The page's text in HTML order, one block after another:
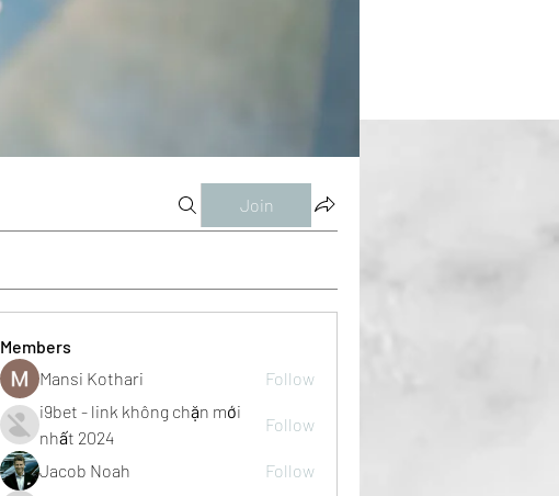
Join
Members
Mansi Kothari
Follow
i9bet - link không chặn mới
nhất 2024
Follow
Jacob Noah Follow